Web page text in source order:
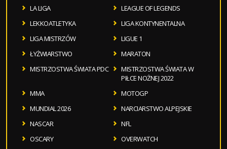
LA LIGA
LEAGUE OF LEGENDS
LEKKOATLETYKA
LIGA KONTYNENTALNA
LIGA MISTRZÓW
LIGUE 1
ŁYŻWIARSTWO
MARATON
MISTRZOSTWA ŚWIATA PDC
MISTRZOSTWA ŚWIATA W
PIŁCE NOŻNEJ 2022
MMA
MOTOGP
MUNDIAL 2026
NARCIARSTWO ALPEJSKIE
NASCAR
NFL
OSCARY
OVERWATCH